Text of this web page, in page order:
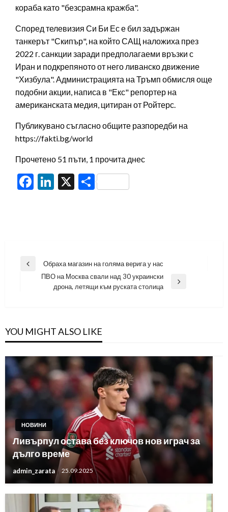
кораба като "безсрамна кражба".
Според телевизия Си Би Ес е бил задържан
танкерът "Скипър", на който САЩ наложиха през
2022 г. санкции заради предполагаеми връзки с
Иран и подкрепяното от него ливанско движение
"Хизбула". Администрацията на Тръмп обмисля още
подобни акции, написа в "Екс" репортер на
американската медия, цитиран от Ройтерс.
Публикувано съгласно общите разпоредби на
https://fakti.bg/world
Прочетено 51 пъти, 1 прочита днес
Facebook
LinkedIn
X Share
Навигация
Previous
Обраха магазин на голяма верига у нас
ПВО на Москва свали над 30 украински
дрона, летящи към руската столица
YOU MIGHT ALSO LIKE
НОВИНИ
Ливърпул остава без ключов нов играч за
дълго време
admin_zarata 25.09.2025